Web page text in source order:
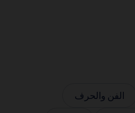
الفن والحرف